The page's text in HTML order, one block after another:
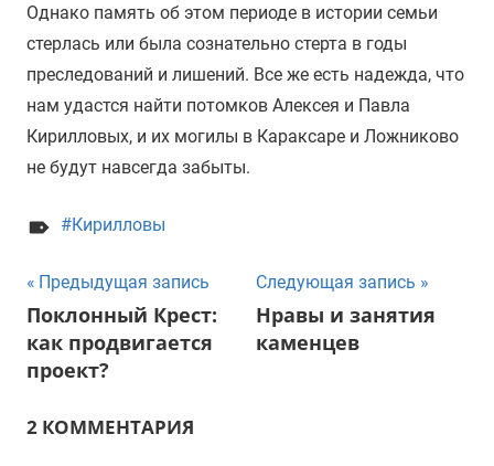
Однако память об этом периоде в истории семьи
стерлась или была сознательно стерта в годы
преследований и лишений. Все же есть надежда, что
нам удастся найти потомков Алексея и Павла
Кирилловых, и их могилы в Караксаре и Ложниково
не будут навсегда забыты.
Кирилловы
Навигация
по
записям
Предыдущая запись
Поклонный Крест:
как продвигается
проект?
Следующая запись
Нравы и занятия
каменцев
2 КОММЕНТАРИЯ